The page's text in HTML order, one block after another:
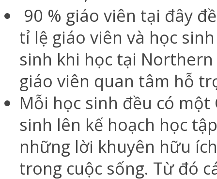
90 % giáo viên tại đây
tỉ lệ giáo viên và học
sinh khi học tại
giáo viên quan tâm hỗ
Mỗi học sinh đều có
sinh lên kế hoạch học
những lời khuyên hữu
trong cuộc sống. Từ đó